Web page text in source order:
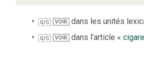
Q/C VOIR dans les unités
Q/C VOIR dans l’article «cigare